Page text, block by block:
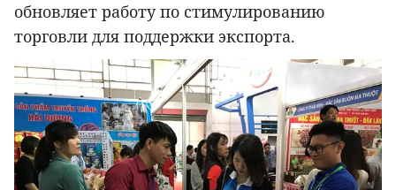
обновляет работу по стимулированию
торговли для поддержки экспорта.